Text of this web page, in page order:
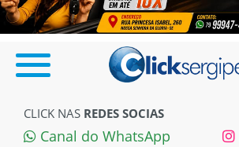
CLICK NAS REDES SOCIAS
Canal do WhatsApp